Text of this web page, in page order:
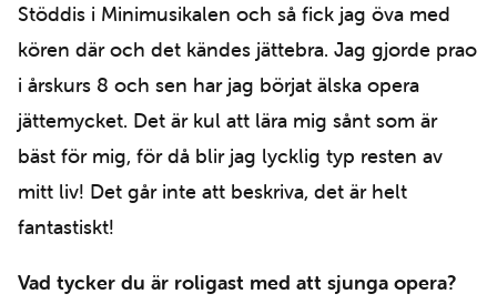
Stöddis i Minimusikalen och så fick jag öva med
kören där och det kändes jättebra. Jag gjorde prao
i årskurs 8 och sen har jag börjat älska opera
jättemycket. Det är kul att lära mig sånt som är
bäst för mig, för då blir jag lycklig typ resten av
mitt liv! Det går inte att beskriva, det är helt
fantastiskt!
Vad tycker du är roligast med att sjunga opera?